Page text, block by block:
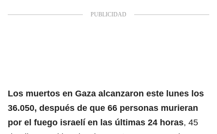
Los muertos en Gaza alcanzaron este lunes los
36.050, después de que 66 personas murieran
por el fuego israelí en las últimas 24 horas, 45